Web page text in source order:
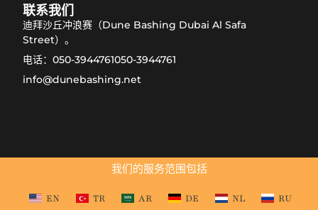
联系我们
迪拜沙丘冲浪赛（Dune Bashing Dubai Al Safa
Street）。
电话：050-3944761050-3944761
info@dunebashing.net
我们的服务范围包括
EN TR AR DE NL RU